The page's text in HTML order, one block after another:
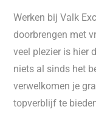
Werken bij Valk
doorbrengen met
veel plezier is hier
niets al sinds het
verwelkomen je
topverblijf te